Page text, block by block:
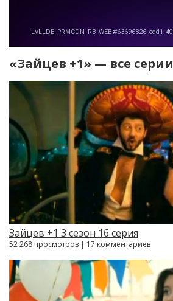
«Зайцев +1» — все серии
Зайцев +1 3 сезон 16 серия
52 268 просмотров | 17 комментариев